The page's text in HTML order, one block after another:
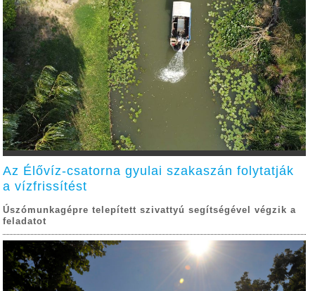
Az Élővíz-csatorna gyulai szakaszán folytatják
a vízfrissítést
Úszómunkagépre telepített szivattyú segítségével végzik a
feladatot